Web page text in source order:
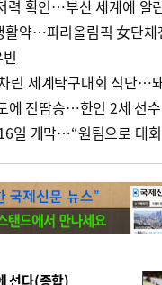
력 확인…부산 세계에 알
활약…파리올림픽 女단체
린 세계탁구대회 식단…
에 진땀승…한인 2세 선
일 개막…“원팀으로 대
선다(종합)